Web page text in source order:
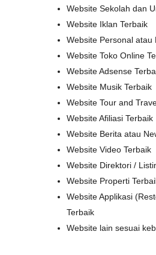
Website Sekolah dan
Website Iklan Terbaik
Website Personal atau
Website Toko Online
Website Adsense
Website Musik Terbaik
Website Tour and
Website Afiliasi Terbaik
Website Berita atau
Website Video Terbaik
Website Direktori /
Website Properti
Website Applikasi
Terbaik
Website lain sesuai